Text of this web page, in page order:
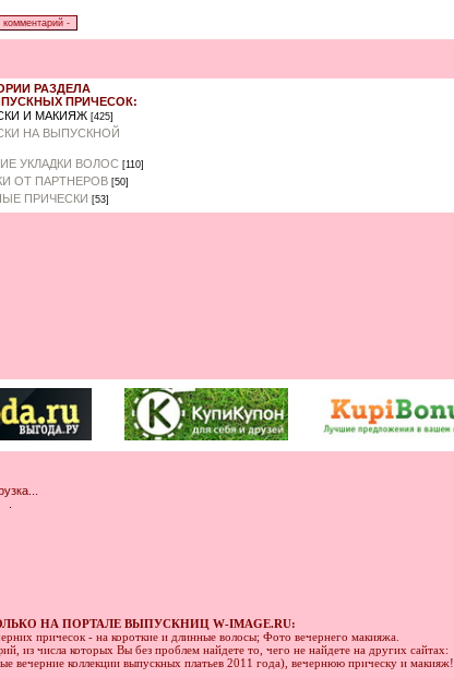
РАЗДЕЛА
ПРИЧЕСОК:
И МАКИЯЖ [425]
НА ВЫПУСКНОЙ
УКЛАДКИ ВОЛОС [110]
ОТ ПАРТНЕРОВ [50]
ПРИЧЕСКИ [53]
НА ПОРТАЛЕ ВЫПУСКНИЦ W-IMAGE.RU:
причесок - на короткие и длинные волосы; Фото вечернего макияжа.
из числа которых Вы без проблем найдете то, чего не найдете на других сайтах:
вечерние коллекции выпускных платьев 2011 года), вечернюю прическу и макияж!